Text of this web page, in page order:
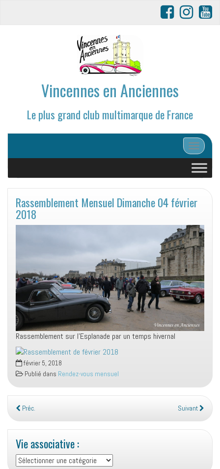
Vincennes en Anciennes
Le plus grand club multimarque de France
Afficher/
Rassemblement Mensuel Dimanche 04 février
2018
Rassemblement sur l’Esplanade par un temps hivernal
février 5, 2018
Publié dans Rendez-vous mensuel
Préc. Suivant
Vie associative :
Vie